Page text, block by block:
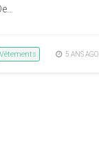
Vêtements 5 ANS AGO